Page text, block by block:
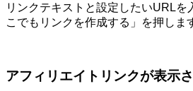
リンクテキストと設定したいURLを
こでもリンクを作成する」を押しま
アフィリエイトリンクが表示